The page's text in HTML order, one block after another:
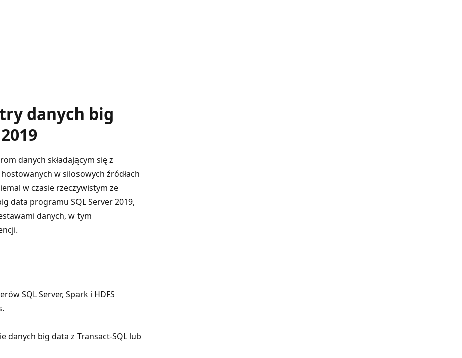
danych big
danych składającym się z
w silosowych źródłach
w czasie rzeczywistym ze
data programu SQL Server 2019,
danych, w tym
SQL Server, Spark i HDFS
danych big data z Transact-SQL lub